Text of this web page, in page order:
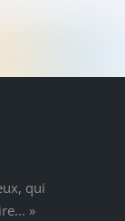
qui
»